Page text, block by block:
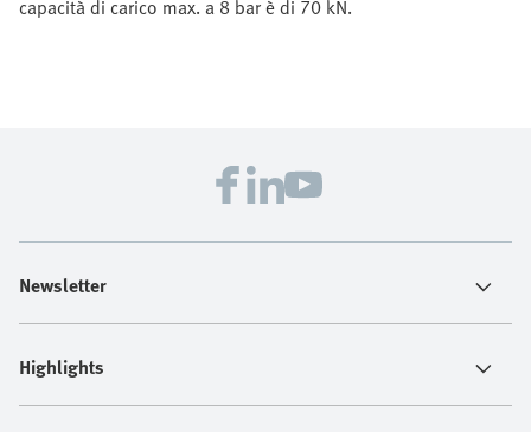
capacità di carico max. a 8 bar è di 70 kN.
Newsletter
Highlights